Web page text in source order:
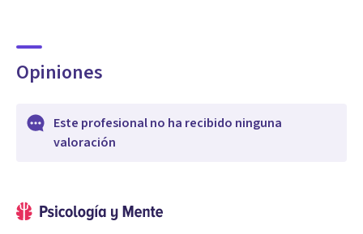
Opiniones
Este profesional no ha recibido ninguna
valoración